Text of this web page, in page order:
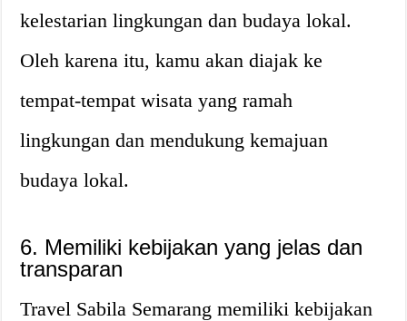
kelestarian lingkungan dan budaya lokal.
Oleh karena itu, kamu akan diajak ke
tempat-tempat wisata yang ramah
lingkungan dan mendukung kemajuan
budaya lokal.
6. Memiliki kebijakan yang jelas dan
transparan
Travel Sabila Semarang memiliki kebijakan